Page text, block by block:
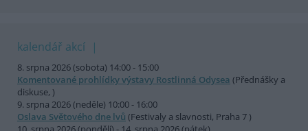
kalendář akcí
8. srpna 2026 (sobota) 14:00 - 15:00
Komentované prohlídky výstavy Rostlinná Odysea (Přednášky a
diskuse, )
9. srpna 2026 (neděle) 10:00 - 16:00
Oslava Světového dne lvů (Festivaly a slavnosti, Praha 7 )